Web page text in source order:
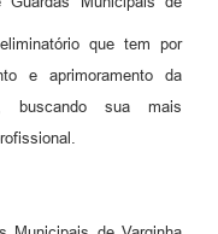
que tem por
e aprimoramento da
buscando sua mais